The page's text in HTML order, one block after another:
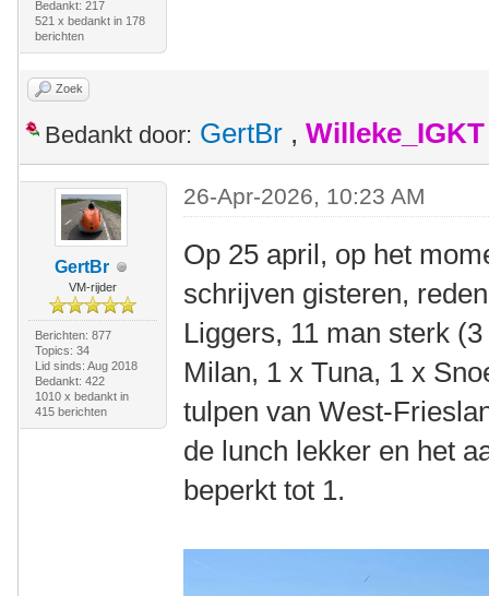
Bedankt: 217
521 x bedankt in 178
berichten
Zoek
Bedankt door: GertBr , Willeke_IGKT
GertBr
VM-rijder
Berichten: 877
Topics: 34
Lid sinds: Aug 2018
Bedankt: 422
1010 x bedankt in
415 berichten
26-Apr-2026, 10:23 AM
Op 25 april, op het
schrijven gisteren,
Liggers, 11 man sterk
Milan, 1 x Tuna, 1 x
tulpen van West-
de lunch lekker en het
beperkt tot 1.